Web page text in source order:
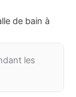
de bain à
les